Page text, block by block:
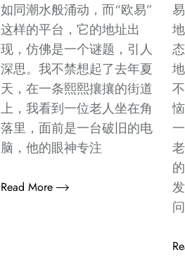
如同潮水般涌动，而“欧易”
这样的平台，它的地址出
现，仿佛是一个谜题，引人
深思。我不禁想起了去年夏
天，在一条熙熙攘攘的街道
上，我看到一位老人坐在角
落里，面前是一台破旧的电
脑，他的眼神专注
Read More